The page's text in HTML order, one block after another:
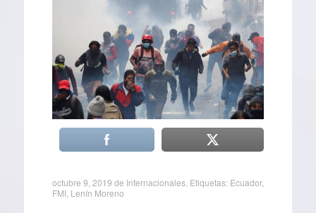
octubre 9, 2019 de Internacionales. Etiquetas: Ecuador,
FMI, Lenín Moreno